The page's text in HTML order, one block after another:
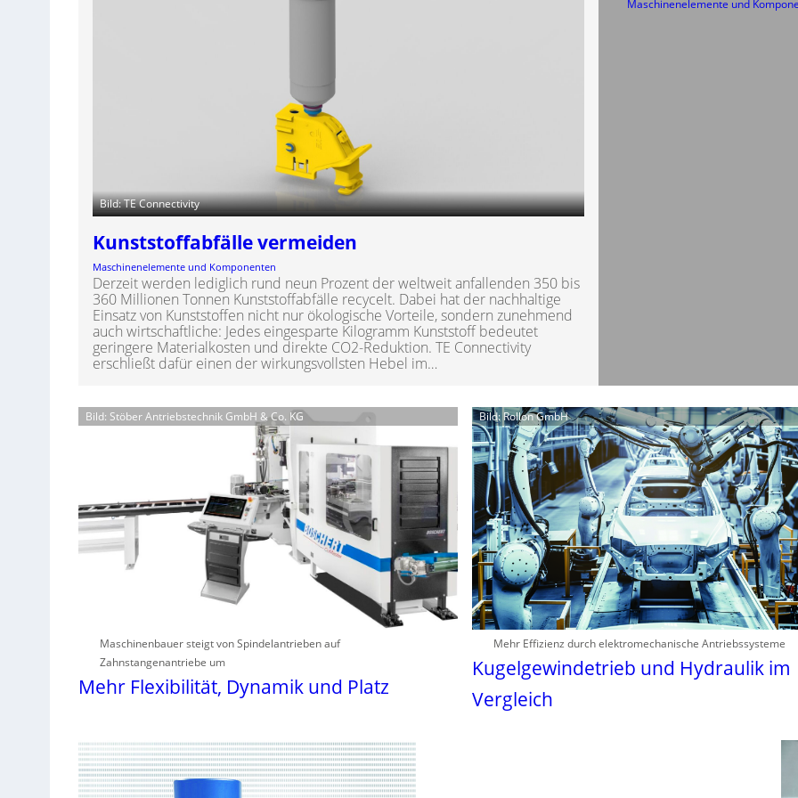
Bild: TE Connectivity
Kunststoffabfälle vermeiden
Maschinenelemente und Komponenten
Derzeit werden lediglich rund neun Prozent der weltweit anfallenden 350 bis
360 Millionen Tonnen Kunststoffabfälle recycelt. Dabei hat der nachhaltige
Einsatz von Kunststoffen nicht nur ökologische Vorteile, sondern zunehmend
auch wirtschaftliche: Jedes eingesparte Kilogramm Kunststoff bedeutet
geringere Materialkosten und direkte CO2-Reduktion. TE Connectivity
erschließt dafür einen der wirkungsvollsten Hebel im…
Maschinenelemente und
Bild: Stöber Antriebstechnik GmbH & Co. KG
Maschinenbauer steigt von Spindelantrieben auf
Zahnstangenantriebe um
Mehr Flexibilität, Dynamik und Platz
Bild: Rollon GmbH
Mehr Effizienz durch elektromechanische Antriebssysteme
Kugelgewindetrieb und Hydraulik im
Vergleich